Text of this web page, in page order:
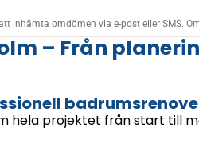
– Från
hela projektet från start till